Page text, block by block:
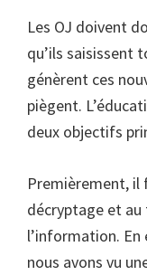
Les OJ doivent
qu’ils saisissent
génèrent ces
piègent.
deux objectifs
Premièrement, il
décryptage et
l’information. En
nous avons vu